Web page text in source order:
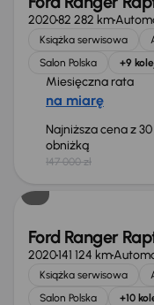
202082 282 km
Książka serwisowa
Salon Polska
+9
Miesięczna rata
na miarę
Najniższa cena z
obniżką
147 000 zł
Możliwość
Ford Ranger
2020141 124 km
Książka serwisowa
Salon Polska
+10